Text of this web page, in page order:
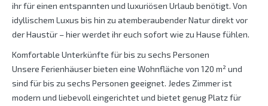
ihr für einen entspannten und luxuriösen Urlaub benötigt. Von
idyllischem Luxus bis hin zu atemberaubender Natur direkt vor
der Haustür – hier werdet ihr euch sofort wie zu Hause fühlen.
Komfortable Unterkünfte für bis zu sechs Personen
Unsere Ferienhäuser bieten eine Wohnfläche von 120 m² und
sind für bis zu sechs Personen geeignet. Jedes Zimmer ist
modern und liebevoll eingerichtet und bietet genug Platz für